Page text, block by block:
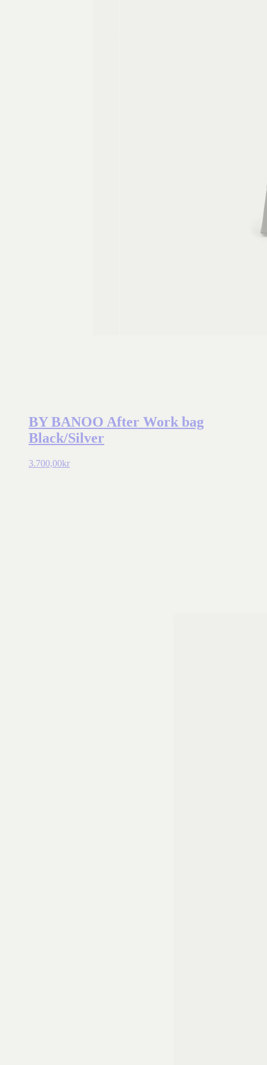
BY BANOO After Work bag
Black/Silver
3.700,00kr